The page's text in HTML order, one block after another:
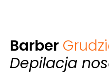
Barber
Depilacja